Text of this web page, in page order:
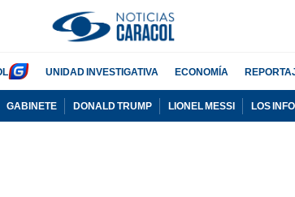
UNIDAD INVESTIGATIVA ECONOMÍA
GABINETE DONALD TRUMP LIONEL MESSI LOS